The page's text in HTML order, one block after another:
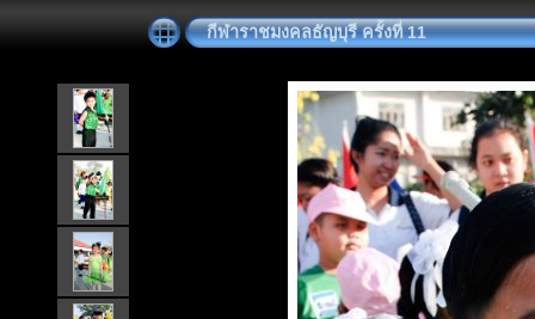
กีฬาราชมงคลธัญบุรี ครั้งที่ 11